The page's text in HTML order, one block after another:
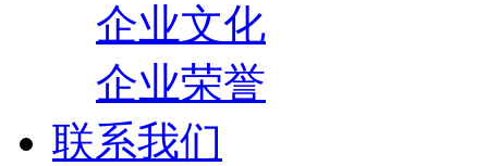
企业文化
企业荣誉
联系我们